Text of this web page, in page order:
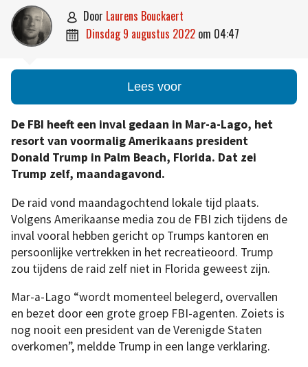
 door Laurens Bouckaert
 dinsdag 9 augustus 2022 om 04:47
Lees voor
De FBI heeft een inval gedaan in Mar-a-Lago, het
resort van voormalig Amerikaans president
Donald Trump in Palm Beach, Florida. Dat zei
Trump zelf, maandagavond.
De raid vond maandagochtend lokale tijd plaats.
Volgens Amerikaanse media zou de FBI zich tijdens de
inval vooral hebben gericht op Trumps kantoren en
persoonlijke vertrekken in het recreatieoord. Trump
zou tijdens de raid zelf niet in Florida geweest zijn.
Mar-a-Lago “wordt momenteel belegerd, overvallen
en bezet door een grote groep FBI-agenten. Zoiets is
nog nooit een president van de Verenigde Staten
overkomen”, meldde Trump in een lange verklaring.